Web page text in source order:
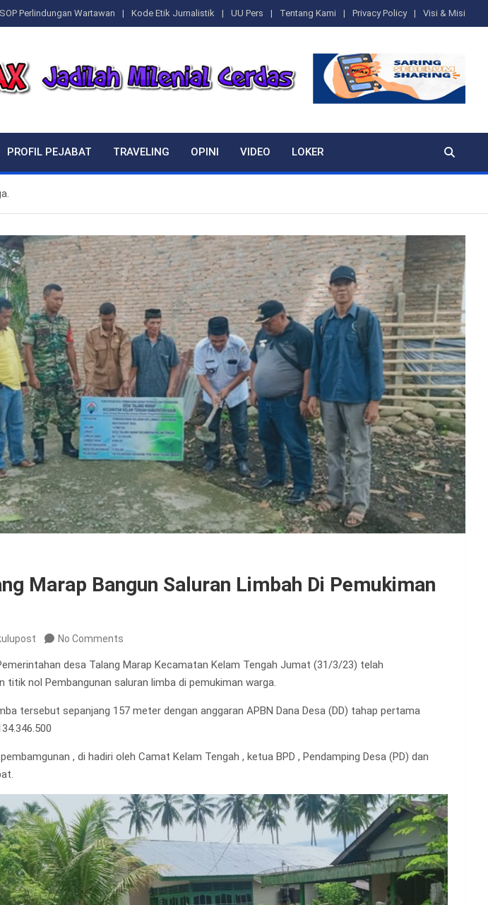
SOP Perlindungan Wartawan Kode Etik Jurnalistik UU Pers Tentang Kami Privacy Policy Visi & Misi
PROFIL PEJABAT TRAVELING OPINI VIDEO LOKER
Marap Bangun Saluran Limbah Di Pemukiman
No Comments
desa Talang Marap Kecamatan Kelam Tengah Jumat (31/3/23) telah
titik nol Pembangunan saluran limba di pemukiman warga.
tersebut sepanjang 157 meter dengan anggaran APBN Dana Desa (DD) tahap pertama
, di hadiri oleh Camat Kelam Tengah , ketua BPD , Pendamping Desa (PD) dan